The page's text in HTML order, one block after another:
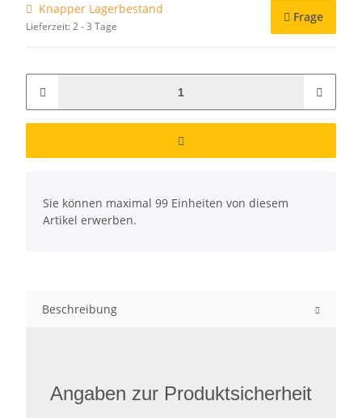
Knapper Lagerbestand
Lieferzeit:2 - 3 Tage
Frage
Sie können maximal 99 Einheiten von diesem
Artikel erwerben.
Beschreibung
Angaben zur Produktsicherheit